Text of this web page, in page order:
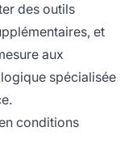
des outils
et
aux
spécialisée
conditions